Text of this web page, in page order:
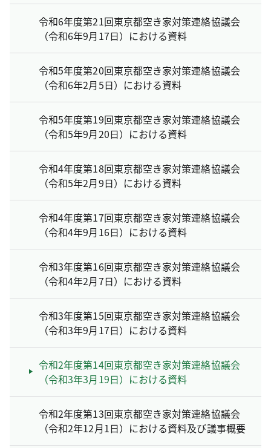
令和6年度第21回東京都空き家対策連絡協議会
（令和6年9月17日）における資料
令和5年度第20回東京都空き家対策連絡協議会
（令和6年2月5日）における資料
令和5年度第19回東京都空き家対策連絡協議会
（令和5年9月20日）における資料
令和4年度第18回東京都空き家対策連絡協議会
（令和5年2月9日）における資料
令和4年度第17回東京都空き家対策連絡協議会
（令和4年9月16日）における資料
令和3年度第16回東京都空き家対策連絡協議会
（令和4年2月7日）における資料
令和3年度第15回東京都空き家対策連絡協議会
（令和3年9月17日）における資料
令和2年度第14回東京都空き家対策連絡協議会
（令和3年3月19日）における資料
令和2年度第13回東京都空き家対策連絡協議会
（令和2年12月1日）における資料及び議事概要